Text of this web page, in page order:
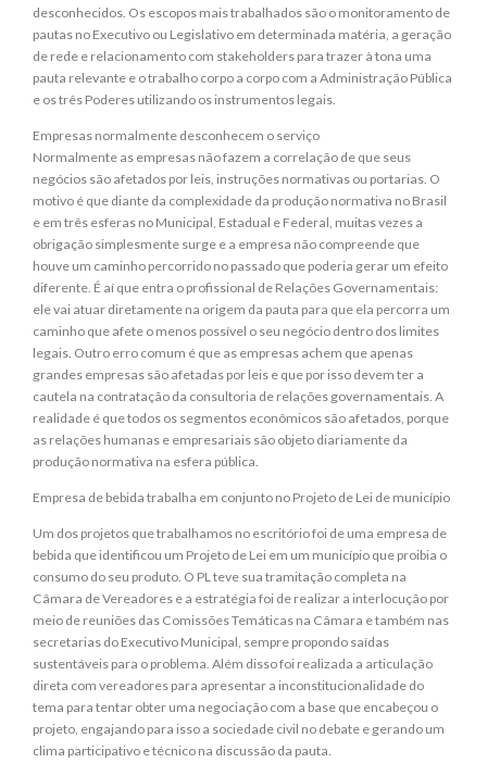
desconhecidos. Os escopos mais trabalhados são o monitoramento de
pautas no Executivo ou Legislativo em determinada matéria, a geração
de rede e relacionamento com stakeholders para trazer à tona uma
pauta relevante e o trabalho corpo a corpo com a Administração Pública
e os três Poderes utilizando os instrumentos legais.
Empresas normalmente desconhecem o serviço
Normalmente as empresas não fazem a correlação de que seus
negócios são afetados por leis, instruções normativas ou portarias. O
motivo é que diante da complexidade da produção normativa no Brasil
e em três esferas no Municipal, Estadual e Federal, muitas vezes a
obrigação simplesmente surge e a empresa não compreende que
houve um caminho percorrido no passado que poderia gerar um efeito
diferente. É aí que entra o profissional de Relações Governamentais:
ele vai atuar diretamente na origem da pauta para que ela percorra um
caminho que afete o menos possível o seu negócio dentro dos limites
legais. Outro erro comum é que as empresas achem que apenas
grandes empresas são afetadas por leis e que por isso devem ter a
cautela na contratação da consultoria de relações governamentais. A
realidade é que todos os segmentos econômicos são afetados, porque
as relações humanas e empresariais são objeto diariamente da
produção normativa na esfera pública.
Empresa de bebida trabalha em conjunto no Projeto de Lei de município
Um dos projetos que trabalhamos no escritório foi de uma empresa de
bebida que identificou um Projeto de Lei em um município que proibia o
consumo do seu produto. O PL teve sua tramitação completa na
Câmara de Vereadores e a estratégia foi de realizar a interlocução por
meio de reuniões das Comissões Temáticas na Câmara e também nas
secretarias do Executivo Municipal, sempre propondo saídas
sustentáveis para o problema. Além disso foi realizada a articulação
direta com vereadores para apresentar a inconstitucionalidade do
tema para tentar obter uma negociação com a base que encabeçou o
projeto, engajando para isso a sociedade civil no debate e gerando um
clima participativo e técnico na discussão da pauta.